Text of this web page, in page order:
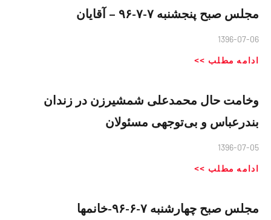
مجلس صبح پنجشنبه ٧-٧-٩۶ – آقایان
1396-07-06
ادامه مطلب >>
وخامت حال محمدعلی شمشیرزن در زندان
بندرعباس و بی‌توجهی مسئولان
1396-07-05
ادامه مطلب >>
مجلس صبح چهارشنبه ٧-۶-٩۶-خانمها